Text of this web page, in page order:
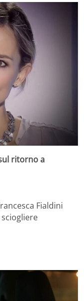
ritorno a
Fialdini